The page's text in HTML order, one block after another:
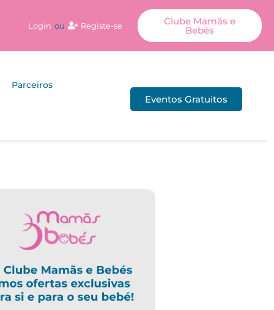
Login ou Registe-se Clube Mamãs e
Bebés
Parceiros
Eventos Gratuitos